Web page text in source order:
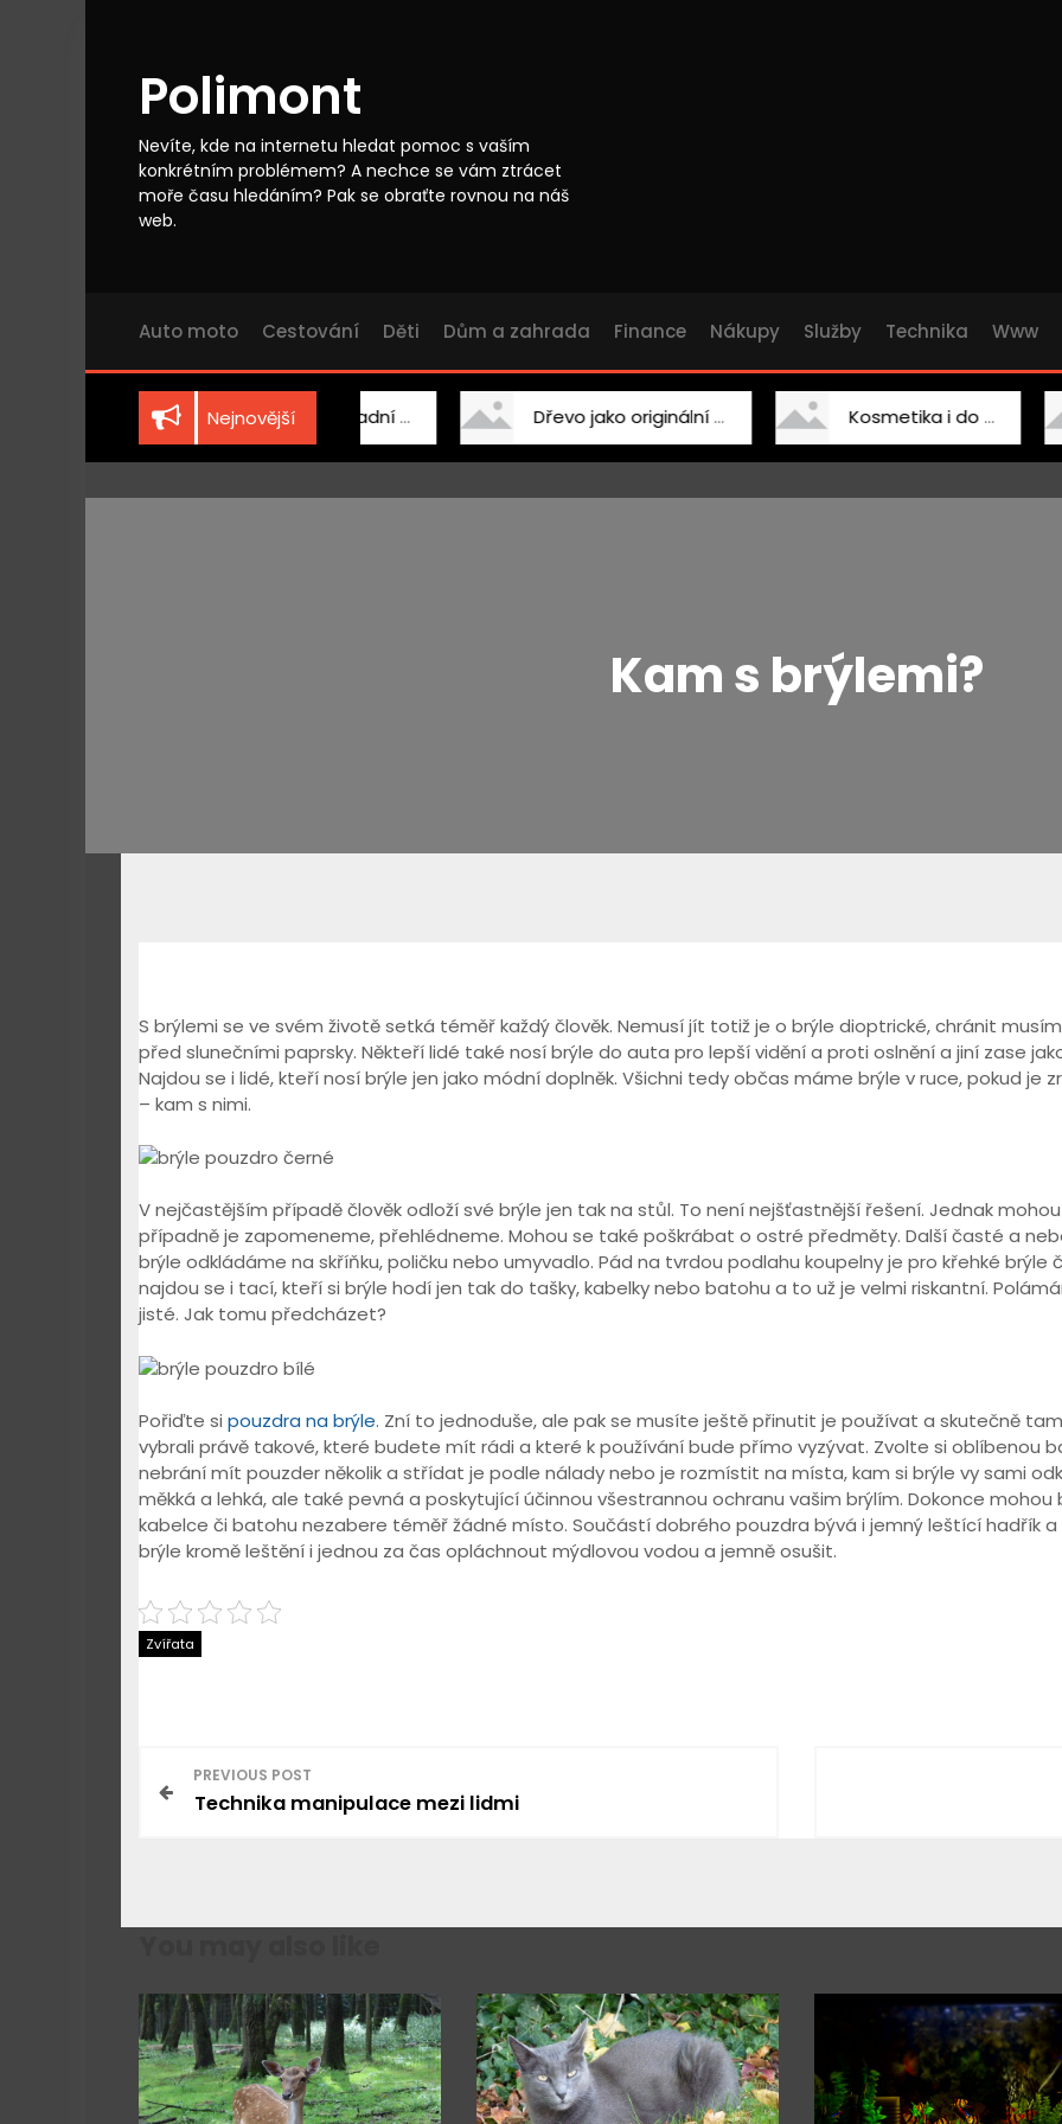
Polimont
Nevíte, kde na internetu hledat pomoc s vaším
konkrétním problémem? A nechce se vám ztrácet
moře času hledáním? Pak se obraťte rovnou na náš
web.
Auto moto Cestování Děti Dům a zahrada Finance Nákupy Služby Technika Www
Nejnovější
Vhodně zvolená zahradní technika Dřevo jako originální doplněk Kosmetika i do salonu
Kam s brýlemi?
S brýlemi se ve svém životě setká téměř každý člověk. Nemusí jít totiž je o brýle dioptrické, chránit
před slunečními paprsky. Někteří lidé také nosí brýle do auta pro lepší vidění a proti oslnění a jiní zase
Najdou se i lidé, kteří nosí brýle jen jako módní doplněk. Všichni tedy občas máme brýle v ruce, pokud je
– kam s nimi.
V nejčastějším případě člověk odloží své brýle jen tak na stůl. To není nejšťastnější řešení. Jednak
případně je zapomeneme, přehlédneme. Mohou se také poškrábat o ostré předměty. Další časté a
brýle odkládáme na skříňku, poličku nebo umyvadlo. Pád na tvrdou podlahu koupelny je pro křehké
najdou se i tací, kteří si brýle hodí jen tak do tašky, kabelky nebo batohu a to už je velmi riskantní.
jisté. Jak tomu předcházet?
Pořiďte si pouzdra na brýle. Zní to jednoduše, ale pak se musíte ještě přinutit je používat a skutečně
vybrali právě takové, které budete mít rádi a které k používání bude přímo vyzývat. Zvolte si oblíbenou
nebrání mít pouzder několik a střídat je podle nálady nebo je rozmístit na místa, kam si brýle vy sami
měkká a lehká, ale také pevná a poskytující účinnou všestrannou ochranu vašim brýlím. Dokonce
kabelce či batohu nezabere téměř žádné místo. Součástí dobrého pouzdra bývá i jemný leštící hadřík
brýle kromě leštění i jednou za čas opláchnout mýdlovou vodou a jemně osušit.
Zvířata
i
g
a
c
PREVIOUS POST
Technika manipulace mezi lidmi